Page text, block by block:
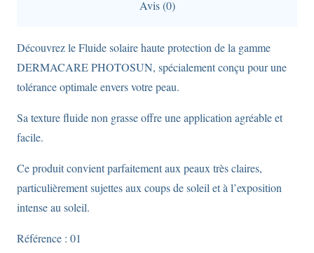
Avis (0)
Découvrez le Fluide solaire haute protection de la gamme
DERMACARE PHOTOSUN, spécialement conçu pour une
tolérance optimale envers votre peau.
Sa texture fluide non grasse offre une application agréable et
facile.
Ce produit convient parfaitement aux peaux très claires,
particulièrement sujettes aux coups de soleil et à l’exposition
intense au soleil.
Référence : 01